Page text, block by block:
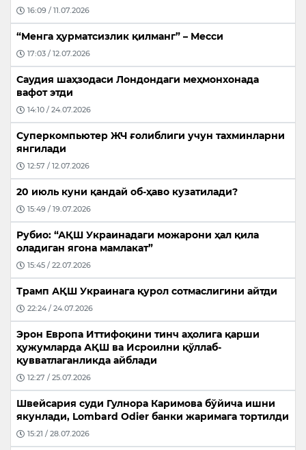
16:09 / 11.07.2026
“Менга ҳурматсизлик қилманг” – Месси
17:03 / 12.07.2026
Саудия шаҳзодаси Лондондаги меҳмонхонада
вафот этди
14:10 / 24.07.2026
Суперкомпьютер ЖЧ ғолиблиги учун тахминларни
янгилади
12:57 / 12.07.2026
20 июль куни қандай об-ҳаво кузатилади?
15:49 / 19.07.2026
Рубио: “АҚШ Украинадаги можарони ҳал қила
оладиган ягона мамлакат”
15:45 / 22.07.2026
Трамп АҚШ Украинага қурол сотмаслигини айтди
22:24 / 24.07.2026
Эрон Европа Иттифоқини тинч аҳолига қарши
ҳужумларда АҚШ ва Исроилни қўллаб-
қувватлаганликда айблади
12:27 / 25.07.2026
Швейсария суди Гулнора Каримова бўйича ишни
якунлади, Lombard Odier банки жаримага тортилди
15:21 / 28.07.2026